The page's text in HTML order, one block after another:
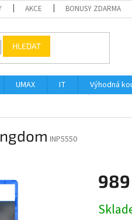
AKCE BONUSY ZDARMA
HLEDAT
UMAX IT Výhodná
INP5550
989
cena: